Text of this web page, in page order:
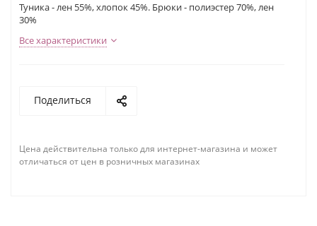
Туника - лен 55%, хлопок 45%. Брюки - полиэстер 70%, лен
30%
Все характеристики
Поделиться
Цена действительна только для интернет-магазина и может
отличаться от цен в розничных магазинах